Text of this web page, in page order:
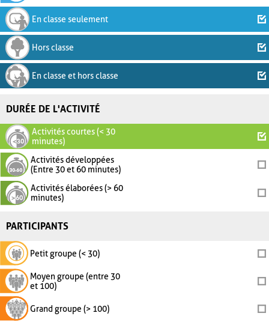
En classe seulement
Hors classe
En classe et hors classe
DURÉE DE L'ACTIVITÉ
Activités courtes (< 30
minutes)
Activités développées
(Entre 30 et 60 minutes)
Activités élaborées (> 60
minutes)
PARTICIPANTS
Petit groupe (< 30)
Moyen groupe (entre 30
et 100)
Grand groupe (> 100)